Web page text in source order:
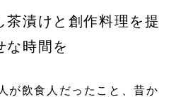
茶漬けと創作料理を提
な時間を
が飲食人だったこと、昔か